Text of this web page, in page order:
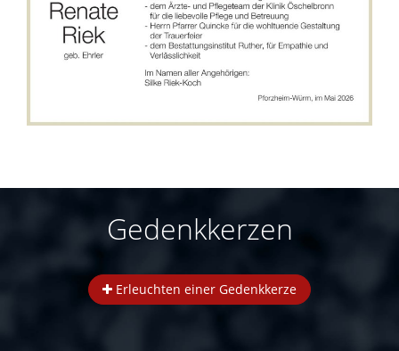
Gedenkkerzen
Erleuchten einer Gedenkkerze